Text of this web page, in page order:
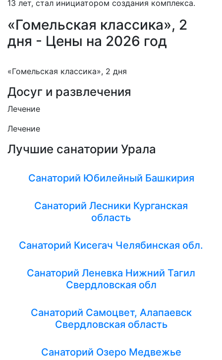
13 лет, стал инициатором создания комплекса.
«Гомельская классика», 2
дня - Цены на 2026 год
«Гомельская классика», 2 дня
Досуг и развлечения
Лечение
Лечение
Лучшие санатории Урала
Санаторий Юбилейный Башкирия
Санаторий Лесники Курганская
область
Санаторий Кисегач Челябинская обл.
Санаторий Леневка Нижний Тагил
Свердловская обл
Санаторий Самоцвет, Алапаевск
Свердловская область
Санаторий Озеро Медвежье